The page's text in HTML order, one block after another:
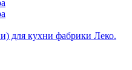
для кухни фабрики Леко.